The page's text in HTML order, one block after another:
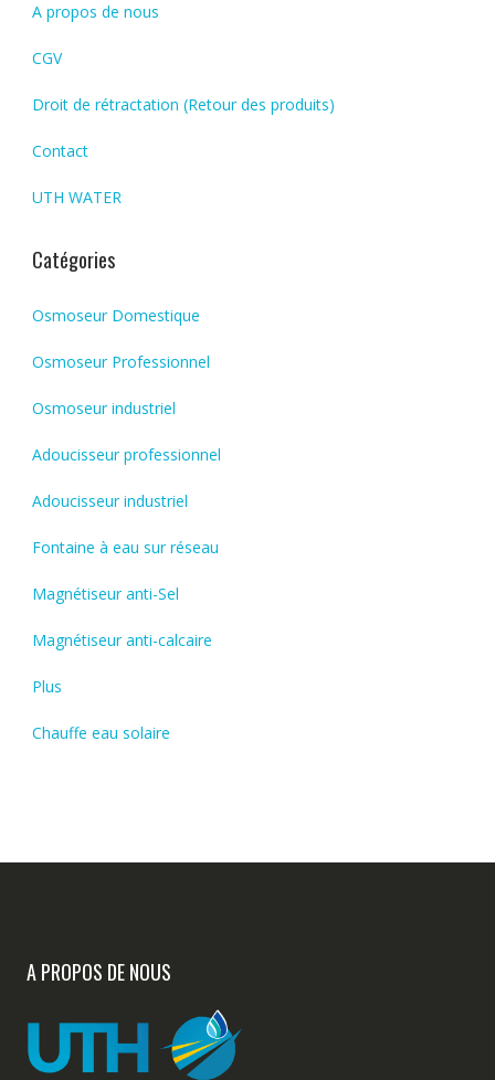
A propos de nous
CGV
Droit de rétractation (Retour des produits)
Contact
UTH WATER
Catégories
Osmoseur Domestique
Osmoseur Professionnel
Osmoseur industriel
Adoucisseur professionnel
Adoucisseur industriel
Fontaine à eau sur réseau
Magnétiseur anti-Sel
Magnétiseur anti-calcaire
Plus
Chauffe eau solaire
A PROPOS DE NOUS